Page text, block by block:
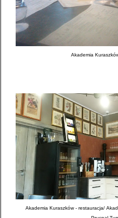
Akademia
Akademia Kuraszków - restauracja/